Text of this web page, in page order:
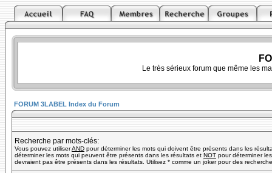
Le très sérieux forum que même les
FORUM 3LABEL Index du Forum
Recherche par mots-clés:
Vous pouvez utiliserAND pour déterminer les mots qui doivent être présents dans les
déterminer les mots qui peuvent être présents dans les résultats et NOT pour déterminer
devraient pas être présents dans les résultats. Utilisez * comme un joker pour des